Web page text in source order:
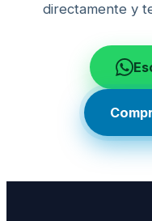
directamente y